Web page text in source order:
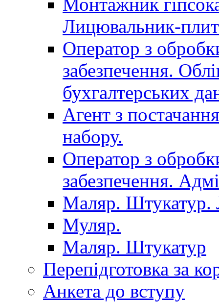
Лицювальник-
Оператор з
забезпечення.
бухгалтерських
Агент з
набору.
Оператор з
забезпечення.
Маляр. Штукатур.
Муляр.
Маляр. Штукатур
Перепідготовка за
Анкета до вступу